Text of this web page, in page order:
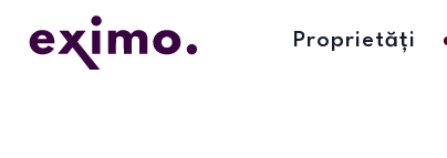
Proprietăți